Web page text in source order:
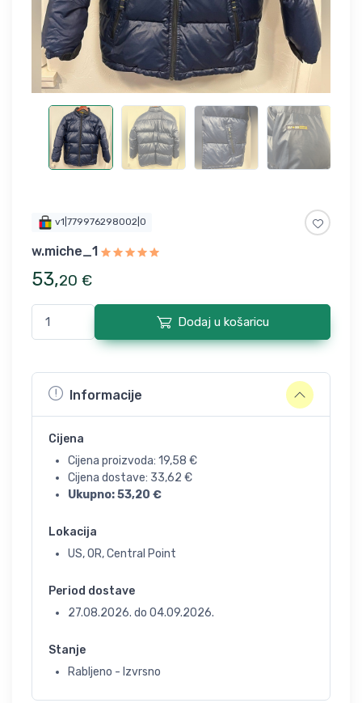
v1|779976298002|0
w.miche_1
53,20 €
Dodaj u košaricu
Informacije
Cijena
Cijena proizvoda: 19,58 €
Cijena dostave: 33,62 €
Ukupno:53,20 €
Lokacija
US, OR, Central Point
Period dostave
27.08.2026. do 04.09.2026.
Stanje
Rabljeno - Izvrsno